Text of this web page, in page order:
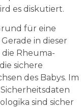
es diskutiert.
für eine
in dieser
Rheuma-
sichere
des Babys. Im
sind sicher